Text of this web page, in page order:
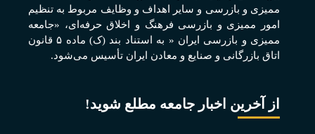
مميزی و بازرسی و ساير اهداف و وظايف مربوط به تنظيم
امور مميزی و بازرسی فرهنگ و اخلاق حرفه‌ای، «جامعه
مميزی و بازرسی ايران « به استناد بند (ک) ماده ۵ قانون
اتاق بازرگانی و صنايع و معادن ايران تأسيس می‌شود.
از آخرین اخبار جامعه مطلع شوید!